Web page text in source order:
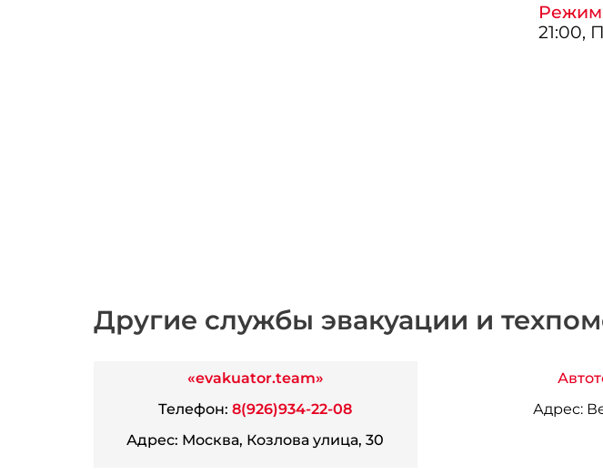
21:00,
Другие службы эвакуации и
«evakuator.team»
Телефон: 8(926)934-22-08
Адрес: Москва, Козлова улица, 30
Адрес: